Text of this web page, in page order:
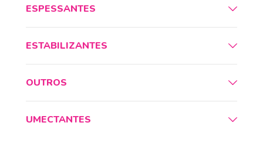
ESPESSANTES
ESTABILIZANTES
OUTROS
UMECTANTES